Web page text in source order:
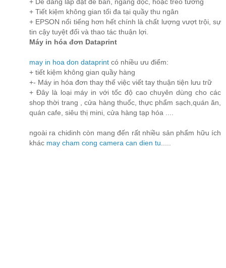
+ Tiết kiệm không gian tối đa tại quầy thu ngân
+ EPSON nổi tiếng hơn hết chính là chất lượng vượt trội, sự
tin cậy tuyệt đối và thao tác thuận lợi.
Máy in hóa đơn Dataprint
may in hoa don dataprint có nhiều ưu điểm:
+ tiết kiệm không gian quầy hàng
+- Máy in hóa đơn thay thế việc viết tay thuận tiện lưu trữ
+ Đây là loại máy in với tốc độ cao chuyên dùng cho các
shop thời trang , cửa hàng thuốc, thực phẩm sạch,quán ăn,
quán cafe, siêu thị mini, cửa hàng tạp hóa ....
ngoài ra chidinh còn mang đến rất nhiều sản phẩm hữu ích
khác may cham cong camera can dien tu